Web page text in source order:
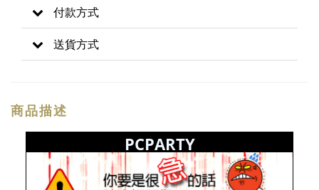
付款方式
送貨方式
商品描述
PCPARTY